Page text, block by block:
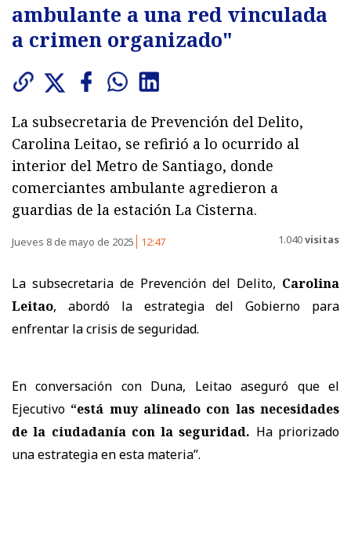
ambulante a una red vinculada
a crimen organizado"
La subsecretaria de Prevención del Delito,
Carolina Leitao, se refirió a lo ocurrido al
interior del Metro de Santiago, donde
comerciantes ambulante agredieron a
guardias de la estación La Cisterna.
Jueves 8 de mayo de 2025 12:47 1.040visitas
La subsecretaria de Prevención del Delito, Carolina
Leitao, abordó la estrategia del Gobierno para
enfrentar la crisis de seguridad.
En conversación con Duna, Leitao aseguró que el
Ejecutivo “está muy alineado con las necesidades
de la ciudadanía con la seguridad. Ha priorizado
una estrategia en esta materia”.